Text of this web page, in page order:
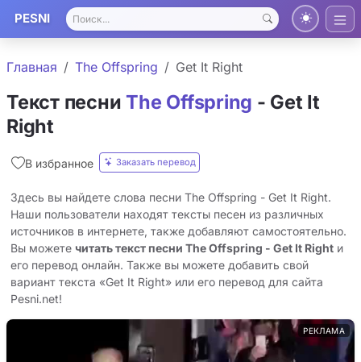
PESNI
Главная The Offspring Get It Right
Текст песниThe Offspring - Get It
Right
В избранное Заказать перевод
Здесь вы найдете слова песни The Offspring - Get It Right.
Наши пользователи находят тексты песен из различных
источников в интернете, также добавляют самостоятельно.
Вы можете читать текст песни The Offspring - Get It Right и
его перевод онлайн. Также вы можете добавить свой
вариант текста «Get It Right» или его перевод для сайта
Pesni.net!
РЕКЛАМА